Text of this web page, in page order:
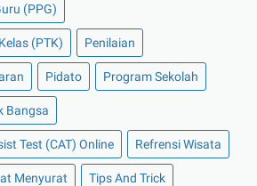
(PPG)
(PTK) Penilaian
Pidato Program Sekolah
Bangsa
Test (CAT) Online Refrensi Wisata
Menyurat Tips And Trick